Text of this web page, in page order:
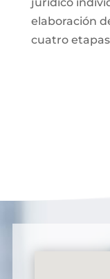
elaboración
cuatro